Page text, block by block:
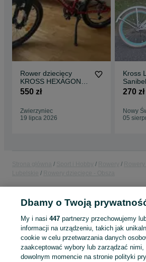
Rower dziecięcy
KROSS HEXAGON
MINI 20" rama 11"
550 zł
Zwierzyniec
19 lipca 2026
Kross
270 zł
Nowy
05
KATEGORIA
ID:1020410646
Dbamy o Twoją
My i nasi447 partnerzy przechowujemy
informacji na urządzeniu, takich jak
cookie w celu przetwarzania danych
zaakceptować wybory lub zarządzać
dowolnym momencie na stronie polityki